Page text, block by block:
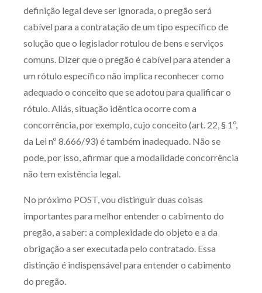
definição legal deve ser ignorada, o pregão será
cabível para a contratação de um tipo específico de
solução que o legislador rotulou de bens e serviços
comuns. Dizer que o pregão é cabível para atender a
um rótulo específico não implica reconhecer como
adequado o conceito que se adotou para qualificar o
rótulo. Aliás, situação idêntica ocorre com a
concorrência, por exemplo, cujo conceito (art. 22, § 1º,
da Lei nº 8.666/93) é também inadequado. Não se
pode, por isso, afirmar que a modalidade concorrência
não tem existência legal.
No próximo POST, vou distinguir duas coisas
importantes para melhor entender o cabimento do
pregão, a saber: a complexidade do objeto e a da
obrigação a ser executada pelo contratado. Essa
distinção é indispensável para entender o cabimento
do pregão.